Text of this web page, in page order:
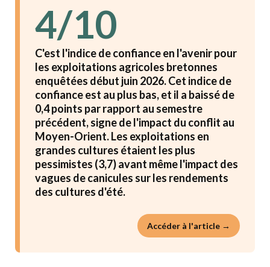
4/10
C'est l'indice de confiance en l'avenir pour
les exploitations agricoles bretonnes
enquêtées début juin 2026. Cet indice de
confiance est au plus bas, et il a baissé de
0,4 points par rapport au semestre
précédent, signe de l'impact du conflit au
Moyen-Orient. Les exploitations en
grandes cultures étaient les plus
pessimistes (3,7) avant même l'impact des
vagues de canicules sur les rendements
des cultures d'été.
Accéder à l'article →